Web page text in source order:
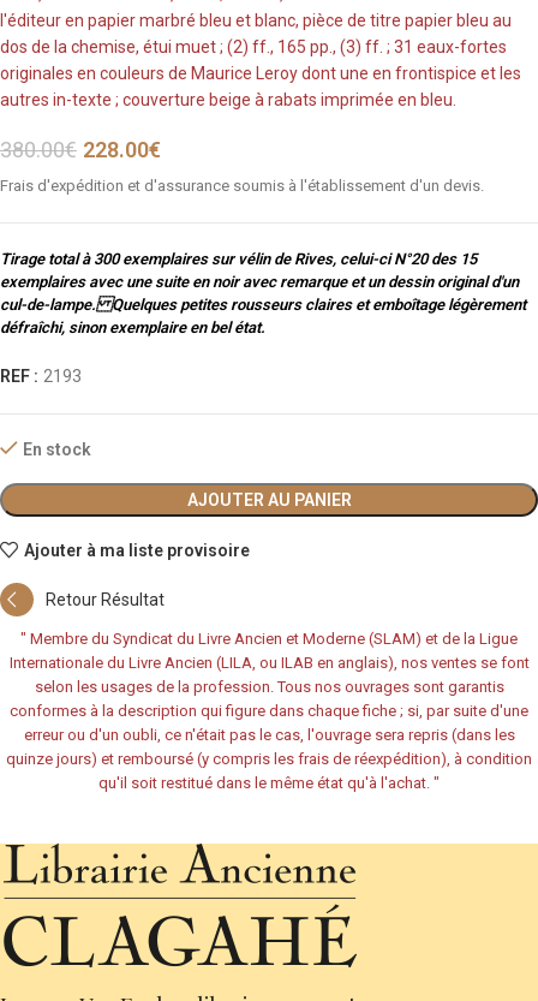
l'éditeur en papier marbré bleu et blanc, pièce de titre papier bleu au
dos de la chemise, étui muet ; (2) ff., 165 pp., (3) ff. ; 31 eaux-fortes
originales en couleurs de Maurice Leroy dont une en frontispice et les
autres in-texte ; couverture beige à rabats imprimée en bleu.
380.00€ 228.00€
Frais d'expédition et d'assurance soumis à l'établissement d'un devis.
Tirage total à 300 exemplaires sur vélin de Rives, celui-ci N°20 des 15
exemplaires avec une suite en noir avec remarque et un dessin original d'un
cul-de-lampe. Quelques petites rousseurs claires et emboîtage légèrement
défraîchi, sinon exemplaire en bel état.
REF : 2193
En stock
AJOUTER AU PANIER
Ajouter à ma liste provisoire
Retour Résultat
" Membre du Syndicat du Livre Ancien et Moderne (SLAM) et de la Ligue
Internationale du Livre Ancien (LILA, ou ILAB en anglais), nos ventes se font
selon les usages de la profession. Tous nos ouvrages sont garantis
conformes à la description qui figure dans chaque fiche ; si, par suite d'une
erreur ou d'un oubli, ce n'était pas le cas, l'ouvrage sera repris (dans les
quinze jours) et remboursé (y compris les frais de réexpédition), à condition
qu'il soit restitué dans le même état qu'à l'achat. "